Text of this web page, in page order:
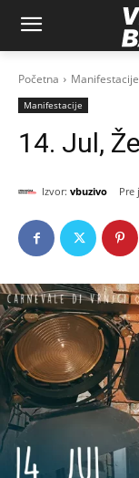
Početna Manifestacije
Manifestacije
14. Jul,
Izvor: vbuzivo